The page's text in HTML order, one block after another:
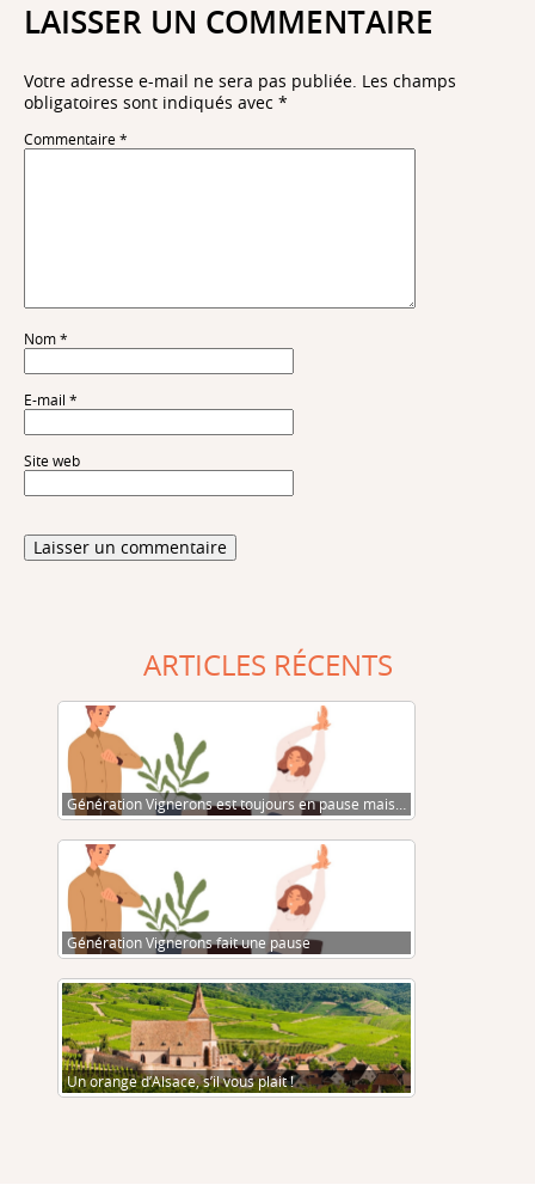
LAISSER UN COMMENTAIRE
Votre adresse e-mail ne sera pas publiée. Les champs
obligatoires sont indiqués avec *
Commentaire *
Nom *
E-mail *
Site web
ARTICLES RÉCENTS
Génération Vignerons est toujours en pause mais…
Génération Vignerons fait une pause
Un orange d’Alsace, s’il vous plait !